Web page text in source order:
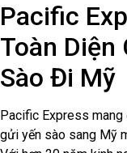
Pacific
Toàn Diện
Sào Đi Mỹ
Pacific Express
gửi yến sào sang Mỹ